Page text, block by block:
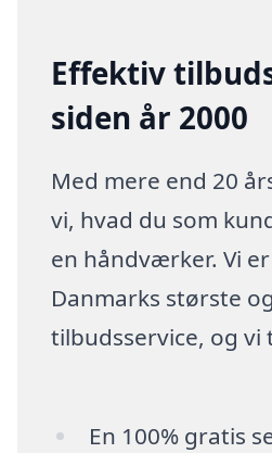
Effektiv
siden år 2000
Med mere end 20
vi, hvad du som
en håndværker. Vi
Danmarks største
tilbudsservice, og vi
En 100% gratis